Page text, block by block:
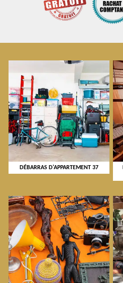
DÉBARRAS D'APPARTEMENT 37